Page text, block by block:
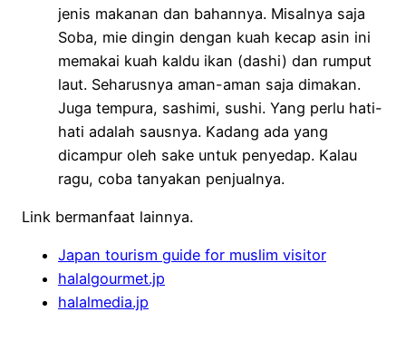
jenis makanan dan bahannya. Misalnya saja
Soba, mie dingin dengan kuah kecap asin ini
memakai kuah kaldu ikan (dashi) dan rumput
laut. Seharusnya aman-aman saja dimakan.
Juga tempura, sashimi, sushi. Yang perlu hati-
hati adalah sausnya. Kadang ada yang
dicampur oleh sake untuk penyedap. Kalau
ragu, coba tanyakan penjualnya.
Link bermanfaat lainnya.
Japan tourism guide for muslim visitor
halalgourmet.jp
halalmedia.jp